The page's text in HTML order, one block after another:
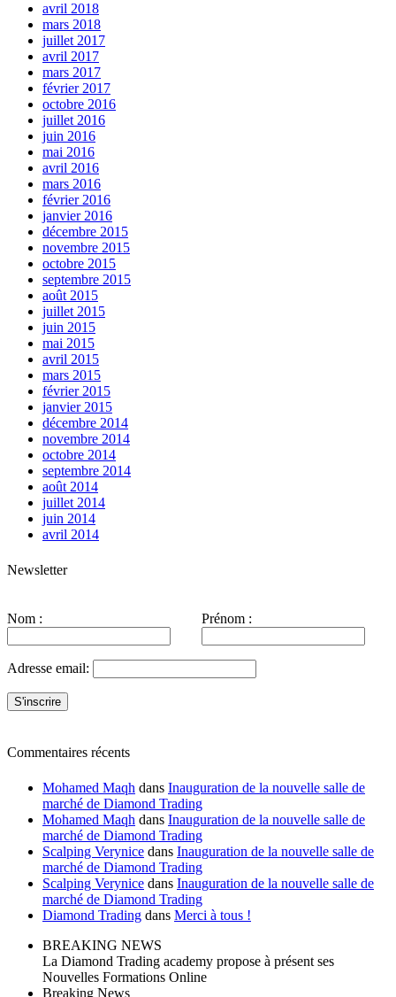
avril 2018
mars 2018
juillet 2017
avril 2017
mars 2017
février 2017
octobre 2016
juillet 2016
juin 2016
mai 2016
avril 2016
mars 2016
février 2016
janvier 2016
décembre 2015
novembre 2015
octobre 2015
septembre 2015
août 2015
juillet 2015
juin 2015
mai 2015
avril 2015
mars 2015
février 2015
janvier 2015
décembre 2014
novembre 2014
octobre 2014
septembre 2014
août 2014
juillet 2014
juin 2014
avril 2014
Newsletter
Nom : Prénom :
Adresse email:
Commentaires récents
Mohamed Maqh dans Inauguration de la nouvelle salle de
marché de Diamond Trading
Mohamed Maqh dans Inauguration de la nouvelle salle de
marché de Diamond Trading
Scalping Verynice dans Inauguration de la nouvelle salle de
marché de Diamond Trading
Scalping Verynice dans Inauguration de la nouvelle salle de
marché de Diamond Trading
Diamond Trading dans Merci à tous !
BREAKING NEWS
La Diamond Trading academy propose à présent ses
Nouvelles Formations Online
Breaking News